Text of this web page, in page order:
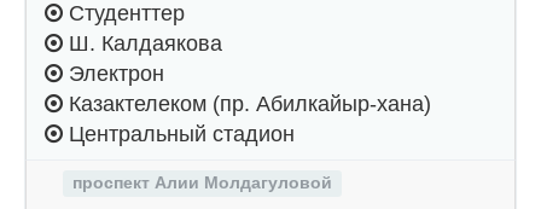
Студенттер
Ш. Калдаякова
Электрон
Казактелеком (пр. Абилкайыр-хана)
Центральный стадион
проспект Алии Молдагуловой